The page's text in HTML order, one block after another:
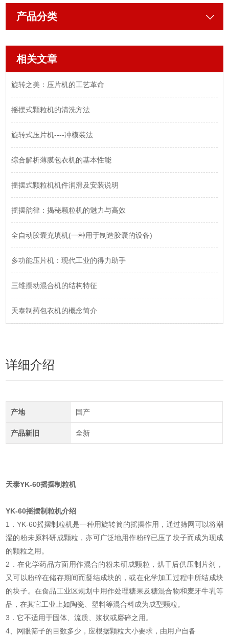
产品分类
相关文章
旋转之美：压片机的工艺革命
摇摆式颗粒机的清洗方法
旋转式压片机----冲模装法
综合解析薄膜包衣机的基本性能
摇摆式颗粒机机件润滑及安装说明
摇摆韵律：揭秘颗粒机的魅力与高效
全自动胶囊充填机(一种用于制造胶囊的设备)
多功能压片机：现代工业的得力助手
三维摆动混合机的结构特征
天泰制药包衣机的概念简介
详细介绍
产地 国产
产品新旧 全新
天泰YK-60摇摆制粒机
YK-60摇摆制粒机介绍
1．YK-60摇摆制粒机是一种用旋转筒的摇摆作用，通过筛网可以将潮
湿的粉未原料研成颗粒，亦可广泛地用作粉碎已压了块子而成为现成
的颗粒之用。
2．在化学药品方面用作混合的粉未研成颗粒，烘干后供压制片剂，
又可以粉碎在储存期间而凝结成块的，或在化学加工过程中所结成块
的块子。在食品工业区规划中用作处理糖果及糖混合物和麦牙牛乳等
品，在其它工业上如陶瓷、塑料等混合料成为成型颗粒。
3．它不适用于固体、流质、浆状或磨碎之用。
4、网眼筛子的目数多少，应根据颗粒大小要求，由用户自备